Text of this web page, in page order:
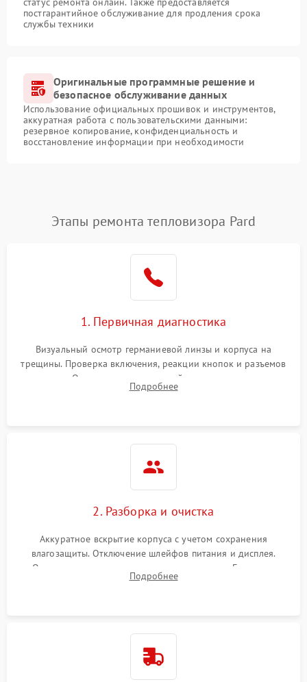
постгарантийное обслуживание для продления срока
службы техники
Оригинальные программные решение и
безопасное обслуживание данных
Использование официальных прошивок и инструментов,
аккуратная работа с пользовательскими данными:
резервное копирование, конфиденциальность и
восстановление информации при необходимости
Этапы ремонта тепловизора Pard
1. Первичная диагностика
Визуальный осмотр германиевой линзы и корпуса на
трещины. Проверка включения, реакции кнопок и разъемов
зарядки. Оценка вывода тепловой сигнатуры на экран,
проверка базовых функций и считывание системных
Подробнее
2. Разборка и очистка
Аккуратное вскрытие корпуса с учетом сохранения
влагозащиты. Отключение шлейфов питания и дисплея.
Очистка внутренних плат от окислов и пыли. Бережная
обработка германиевого объектива специализированными
Подробнее